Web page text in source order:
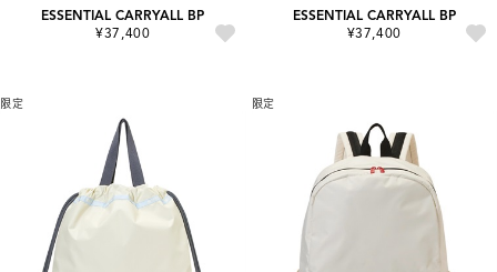
ESSENTIAL CARRYALL BP
¥37,400
ESSENTIAL CARRYALL BP
¥37,400
限定 限定